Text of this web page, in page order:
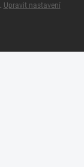
Upravit nastavení